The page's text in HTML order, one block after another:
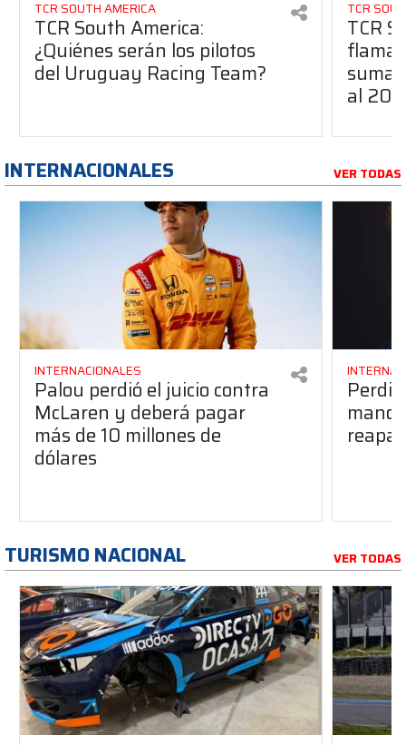
TCR SOUTH AMERICA
TCR South America:
¿Quiénes serán los pilotos
del Uruguay Racing Team?
TCR
TCR
suma
al
INTERNACIONALES VER TODAS
INTERNACIONALES
Palou perdió el juicio contra
McLaren y deberá pagar
más de 10 millones de
dólares
TURISMO NACIONAL VER TODAS